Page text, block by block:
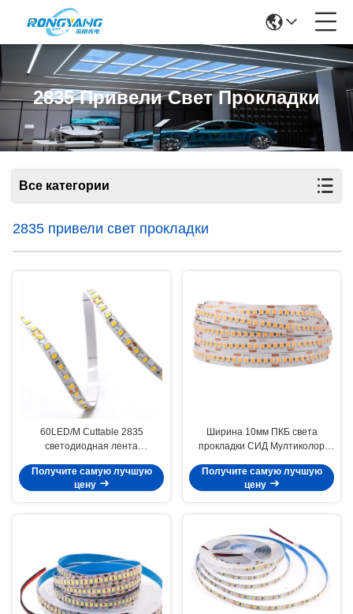
2835 Привели Свет Прокладки
Все категории
2835 привели свет прокладки
60LED/M Cuttable 2835
светодиодная лента
Получите самую лучшую
цену
Ширина 10мм ПКБ света
прокладки СИД Мултиколор
Получите самую лучшую
цену